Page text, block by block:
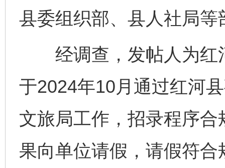
县委组织部、县人社局
经调查，发帖人为红
于2024年10月通过红河
文旅局工作，招录程序
果向单位请假，请假符